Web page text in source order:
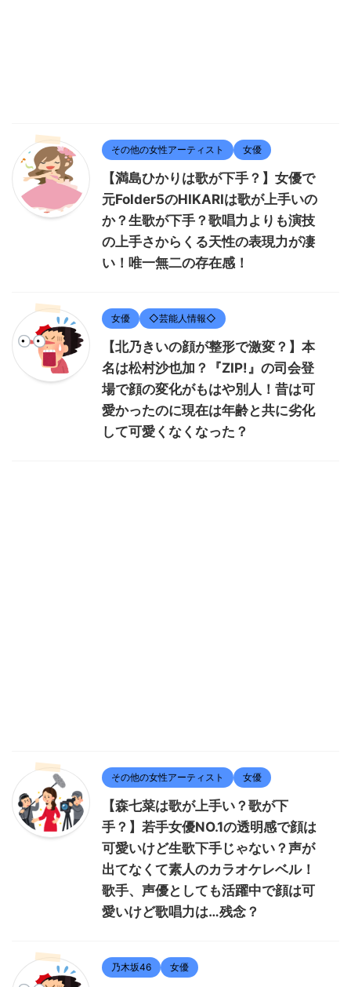
その他の女性アーティスト 女優
【満島ひかりは歌が下手？】女優で
元Folder5のHIKARIは歌が上手いの
か？生歌が下手？歌唱力よりも演技
の上手さからくる天性の表現力が凄
い！唯一無二の存在感！
女優 ◇芸能人情報◇
【北乃きいの顔が整形で激変？】本
名は松村沙也加？『ZIP!』の司会登
場で顔の変化がもはや別人！昔は可
愛かったのに現在は年齢と共に劣化
して可愛くなくなった？
その他の女性アーティスト 女優
【森七菜は歌が上手い？歌が下
手？】若手女優NO.1の透明感で顔は
可愛いけど生歌下手じゃない？声が
出てなくて素人のカラオケレベル！
歌手、声優としても活躍中で顔は可
愛いけど歌唱力は…残念？
乃木坂46 女優